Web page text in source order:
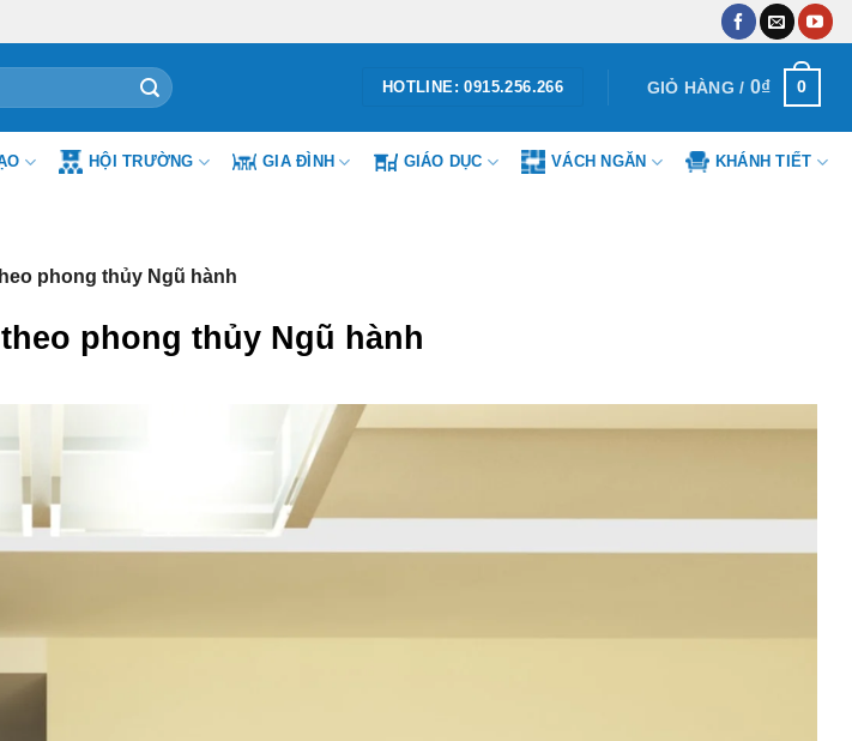
HOTLINE: 0915.256.266 GIỎ HÀNG / 0₫ 0
HỘI TRƯỜNG GIA ĐÌNH GIÁO DỤC VÁCH NGĂN KHÁNH TIẾT
phong thủy Ngũ hành
phong thủy Ngũ hành